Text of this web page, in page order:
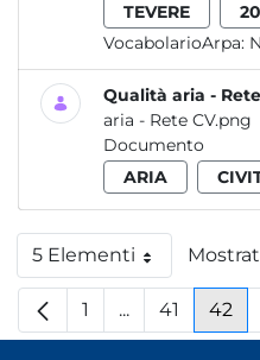
TEVERE
VocabolarioArpa:
Qualità aria -
aria - Rete CV.png
Documento
ARIA
5 ElementiPer pagina
Pagina
1 ...PaginePagina
41 42